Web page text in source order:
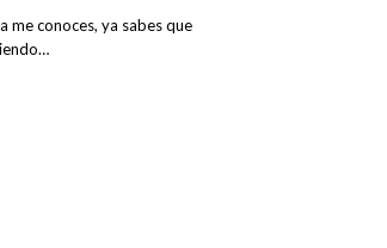
me conoces, ya sabes que